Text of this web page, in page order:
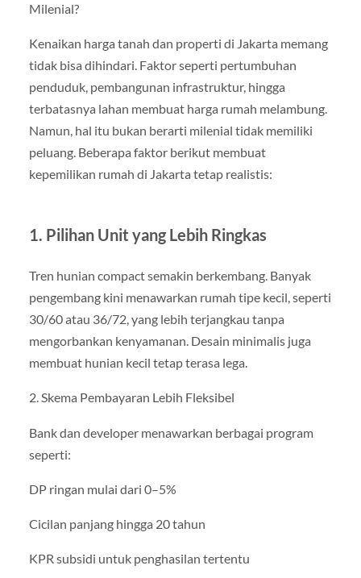
Milenial?
Kenaikan harga tanah dan properti di Jakarta memang
tidak bisa dihindari. Faktor seperti pertumbuhan
penduduk, pembangunan infrastruktur, hingga
terbatasnya lahan membuat harga rumah melambung.
Namun, hal itu bukan berarti milenial tidak memiliki
peluang. Beberapa faktor berikut membuat
kepemilikan rumah di Jakarta tetap realistis:
1. Pilihan Unit yang Lebih Ringkas
Tren hunian compact semakin berkembang. Banyak
pengembang kini menawarkan rumah tipe kecil, seperti
30/60 atau 36/72, yang lebih terjangkau tanpa
mengorbankan kenyamanan. Desain minimalis juga
membuat hunian kecil tetap terasa lega.
2. Skema Pembayaran Lebih Fleksibel
Bank dan developer menawarkan berbagai program
seperti:
DP ringan mulai dari 0–5%
Cicilan panjang hingga 20 tahun
KPR subsidi untuk penghasilan tertentu